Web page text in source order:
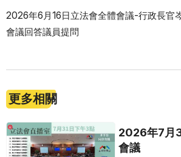
2026年6月16日立法會全體會議-行政長官
會議回答議員提問
更多相關
2026年7月
會議